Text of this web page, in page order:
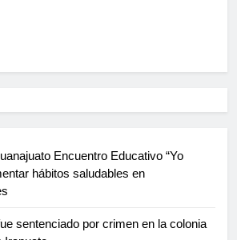
Encuentro Educativo “Yo
hábitos saludables en
sentenciado por crimen en la colonia